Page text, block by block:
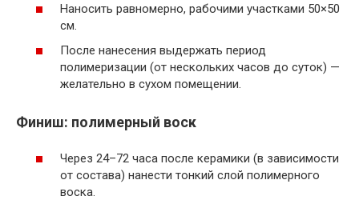
Наносить равномерно, рабочими участками 50×50
см.
После нанесения выдержать период
полимеризации (от нескольких часов до суток) —
желательно в сухом помещении.
Финиш: полимерный воск
Через 24–72 часа после керамики (в зависимости
от состава) нанести тонкий слой полимерного
воска.